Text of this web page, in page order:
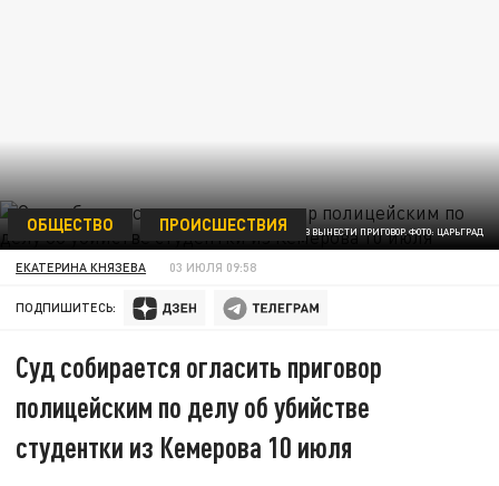
СУД ГОТОВ ВЫНЕСТИ ПРИГОВОР. ФОТО: ЦАРЬГРАД
ОБЩЕСТВО ПРОИСШЕСТВИЯ
ЕКАТЕРИНА КНЯЗЕВА 03 ИЮЛЯ 09:58
ПОДПИШИТЕСЬ:
Суд собирается огласить приговор
полицейским по делу об убийстве
студентки из Кемерова 10 июля